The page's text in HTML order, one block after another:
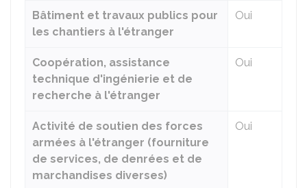
Bâtiment et travaux publics pour
les chantiers à l'étranger
Oui
Coopération, assistance
technique d'ingénierie et de
recherche à l'étranger
Oui
Activité de soutien des forces
armées à l'étranger (fourniture
de services, de denrées et de
marchandises diverses)
Oui